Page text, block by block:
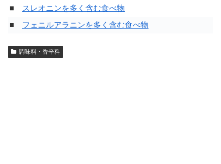
■
スレオニンを多く含む食べ物
■ フェニルアラニンを多く含む食べ物
調味料・香辛料